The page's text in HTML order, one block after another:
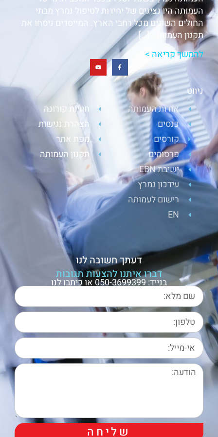
העמותה היו נציגים של יחידות לטיפול נמרץ מבתי
החולים השונים מכל רחבי הארץ. המייסדים ניסחו את
תקנון העמותה. […]
להמשך קריאה >
ניווט
אודות העמותה
כנסים
קורסים
פרסומים
ישיבת EBN
עידכון נמרץ
רישום לעמותה
EN
חוויות קורונה
הצהרת נגישות
מפת אתר
תקנון העמותה
דעתך חשובה לנו
דברו איתנו להצעות תגובות
בנייד: 050-3699399 או כיתבו לנו
שליחה